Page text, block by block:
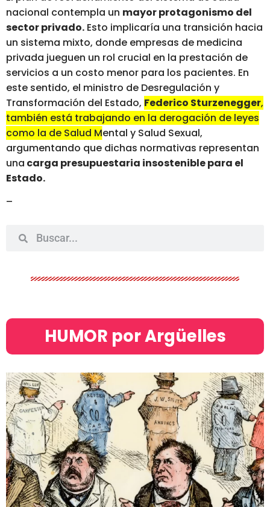
nacional contempla un mayor protagonismo del
sector privado. Esto implicaría una transición hacia
un sistema mixto, donde empresas de medicina
privada jueguen un rol crucial en la prestación de
servicios a un costo menor para los pacientes. En
este sentido, el ministro de Desregulación y
Transformación del Estado, Federico Sturzenegger,
también está trabajando en la derogación de leyes
como la de Salud Mental y Salud Sexual,
argumentando que dichas normativas representan
una carga presupuestaria insostenible para el
Estado.
–
HUMOR por Argüelles​